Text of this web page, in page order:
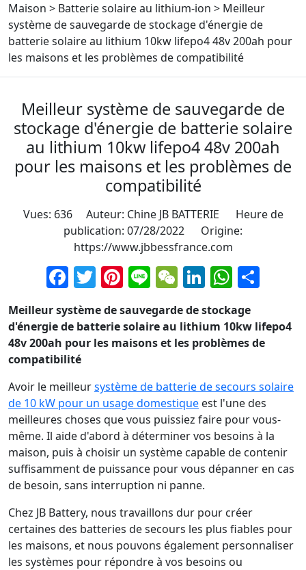
Maison > Batterie solaire au lithium-ion > Meilleur
système de sauvegarde de stockage d'énergie de
batterie solaire au lithium 10kw lifepo4 48v 200ah pour
les maisons et les problèmes de compatibilité
Meilleur système de sauvegarde de
stockage d'énergie de batterie solaire
au lithium 10kw lifepo4 48v 200ah
pour les maisons et les problèmes de
compatibilité
Vues: 636 Auteur: Chine JB BATTERIE Heure de
publication: 07/28/2022 Origine:
https://www.jbbessfrance.com
Facebook
Twitter
Pinterest
LineWeChat
LinkedIn
Meilleur système de sauvegarde de stockage
d'énergie de batterie solaire au lithium 10kw lifepo4
48v 200ah pour les maisons et les problèmes de
compatibilité
Avoir le meilleursystème de batterie de secours solaire
de 10 kW pour un usage domestique est l'une des
meilleures choses que vous puissiez faire pour vous-
même. Il aide d'abord à déterminer vos besoins à la
maison, puis à choisir un système capable de contenir
suffisamment de puissance pour vous dépanner en cas
de besoin, sans interruption ni panne.
Chez JB Battery, nous travaillons dur pour créer
certaines des batteries de secours les plus fiables pour
les maisons, et nous pouvons également personnaliser
les systèmes pour répondre à vos besoins ou